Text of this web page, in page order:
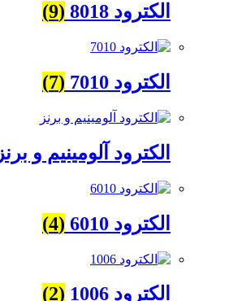
الکترود 8018 (9)
الکترود 7010 (7)
الکترود آلومینیم و برنز
الکترود 6010 (4)
الکترود 1006 (2)